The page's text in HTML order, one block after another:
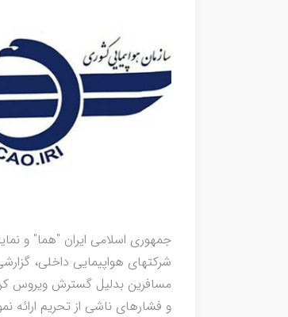
جمهوری اسلامی ایران "هما" و
شرکتهای هواپیمایی داخلی،
و فشارهای ناشی از تحریم ارائه